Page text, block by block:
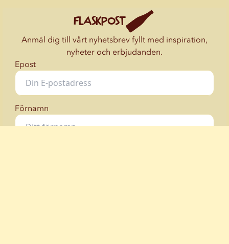
FLASKPOST
Anmäl dig till vårt nyhetsbrev fyllt med inspiration,
nyheter och erbjudanden.
Epost
Förnamn